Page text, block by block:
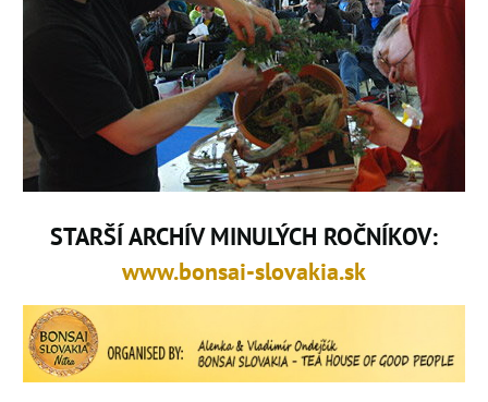
STARŠÍ ARCHÍV MINULÝCH ROČNÍKOV:
www.bonsai-slovakia.sk